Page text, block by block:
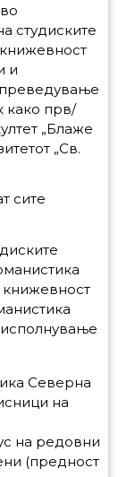
студиските
и
како прв/
„Блаже
„Св.
сите
книжевност
Северна
на
на редовни
(предност